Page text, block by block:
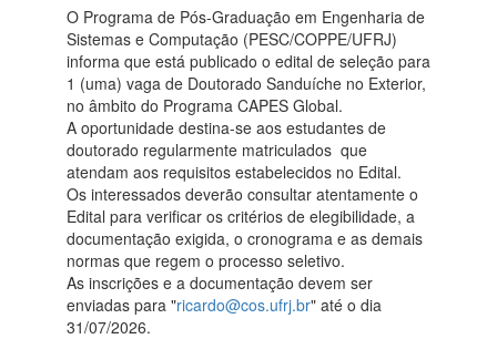
O Programa de Pós-Graduação em Engenharia de
Sistemas e Computação (PESC/COPPE/UFRJ)
informa que está publicado o edital de seleção para
1 (uma) vaga de Doutorado Sanduíche no Exterior,
no âmbito do Programa CAPES Global.
A oportunidade destina-se aos estudantes de
doutorado regularmente matriculados que
atendam aos requisitos estabelecidos no Edital.
Os interessados deverão consultar atentamente o
Edital para verificar os critérios de elegibilidade, a
documentação exigida, o cronograma e as demais
normas que regem o processo seletivo.
As inscrições e a documentação devem ser
enviadas para "ricardo@cos.ufrj.br" até o dia
31/07/2026.